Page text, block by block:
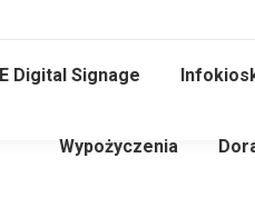
Digital Signage
Wypożyczenia